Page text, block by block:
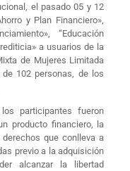
el pasado 05 y 12
y Plan Financiero»,
“Educación
a usuarios de la
de Mujeres Limitada
102 personas, de los
participantes fueron
producto financiero, la
que conlleva a
previo a la adquisición
alcanzar la libertad